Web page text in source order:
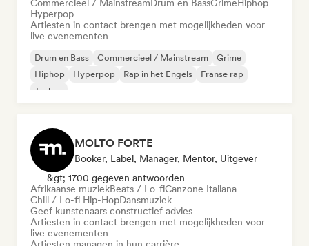
Commercieel / Mainstream Drum en BassGrimeHiphop
Hyperpop
Artiesten in contact brengen met mogelijkheden voor
live evenementen
Drum en Bass Commercieel / Mainstream
Grime
Hiphop
Hyperpop Rap in het Engels
Franse rap
Techno
MOLTO FORTE
Booker, Label, Manager, Mentor, Uitgever
&gt; 1700 gegeven antwoorden
Afrikaanse muziekBeats / Lo-fiCanzone Italiana
Chill / Lo-fi Hip-HopDansmuziek
Geef kunstenaars constructief advies
Artiesten in contact brengen met mogelijkheden voor
live evenementen